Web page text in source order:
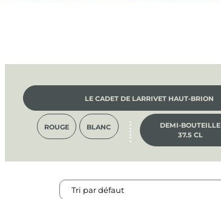
LE CADET DE LARRIVET HAUT-BRION
ROUGE BLANC
DEMI-BOUTEILLE
37.5 CL